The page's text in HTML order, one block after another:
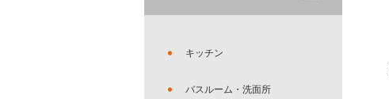
キッチン
バスルーム・洗面所